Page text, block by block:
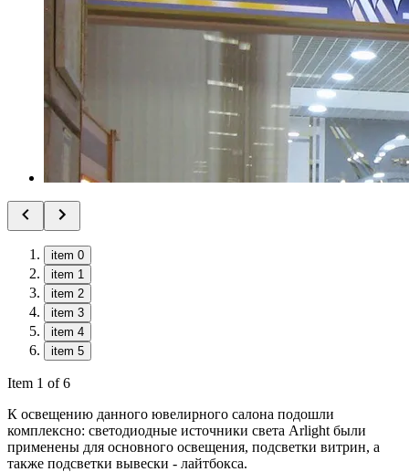
item 0
item 1
item 2
item 3
item 4
item 5
Item 1 of 6
К освещению данного ювелирного салона подошли
комплексно: светодиодные источники света Arlight были
применены для основного освещения, подсветки витрин, а
также подсветки вывески - лайтбокса.